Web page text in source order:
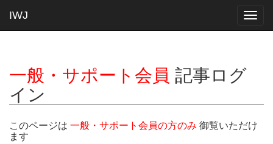
IWJ
一般・サポート会員 記事ログ
イン
このページは 一般・サポート会員の方のみ 御覧いただけ
ます